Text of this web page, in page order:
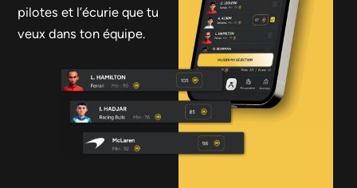
pilotes et l’écurie que tu
veux dans ton équipe.